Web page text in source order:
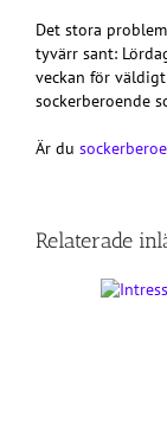
Det stora
tyvärr sant:
veckan för
sockerberoende
Är du
Relaterade